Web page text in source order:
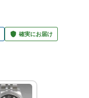
確実にお届け